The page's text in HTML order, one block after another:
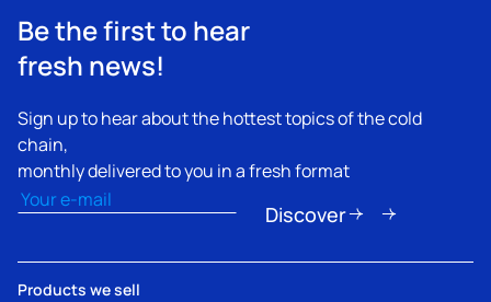
Be the first to hear
fresh news!
Sign up to hear about the hottest topics of the cold
chain,
monthly delivered to you in a fresh format
Email(Obligatorio)
Discover
Products we sell